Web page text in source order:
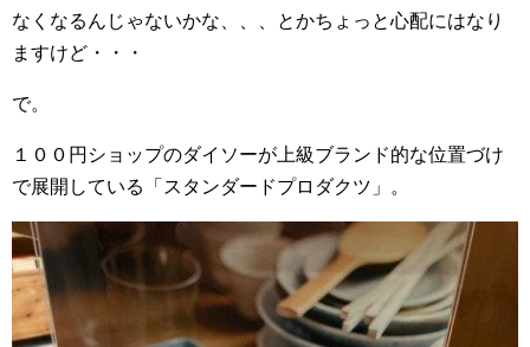
なくなるんじゃないかな、、、とかちょっと心配にはなり
ますけど・・・
で。
１００円ショップのダイソーが上級ブランド的な位置づけ
で展開している「スタンダードプロダクツ」。